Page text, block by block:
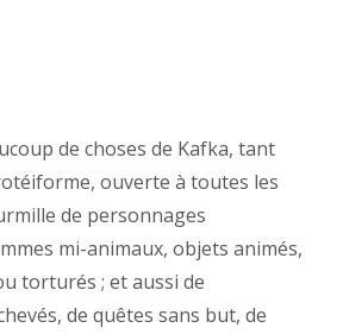
de choses de Kafka, tant
ouverte à toutes les
de personnages
mi-animaux, objets animés,
torturés ; et aussi de
de quêtes sans but, de